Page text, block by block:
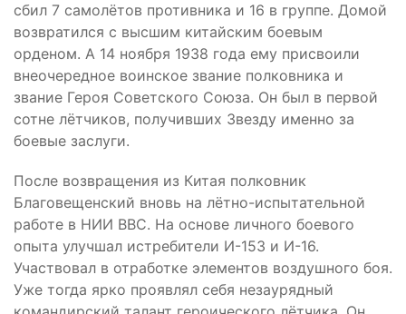
сбил 7 самолётов противника и 16 в группе. Домой
возвратился с высшим китайским боевым
орденом. А 14 ноября 1938 года ему присвоили
внеочередное воинское звание полковника и
звание Героя Советского Союза. Он был в первой
сотне лётчиков, получивших Звезду именно за
боевые заслуги.
После возвращения из Китая полковник
Благовещенский вновь на лётно-испытательной
работе в НИИ ВВС. На основе личного боевого
опыта улучшал истребители И-153 и И-16.
Участвовал в отработке элементов воздушного боя.
Уже тогда ярко проявлял себя незаурядный